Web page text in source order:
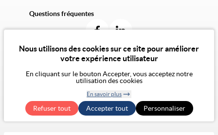
Nous utilisons des cookies sur ce site pour améliorer
votre expérience utilisateur
En cliquant sur le bouton Accepter, vous acceptez notre
utilisation des cookies
En savoir plus
Refuser tout Accepter tout
Retirer le
consentementPersonnaliser
Questions fréquentes
© 2026 Vivalto Santé
Notre vision de l'éthiqueExercer mes droits RGPD
Accessibilité Numérique : non conforme